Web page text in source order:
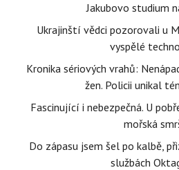
Jakubovo studium
Ukrajinští vědci pozorovali u
vyspělé
Kronika sériových vrahů:
žen. Policii unikal
Fascinující i nebezpečná. U
mořská
Do zápasu jsem šel po kalbě,
službách